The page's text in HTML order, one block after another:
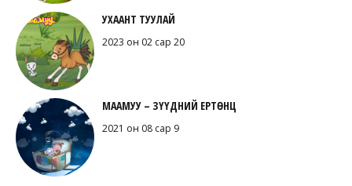
УХААНТ ТУУЛАЙ
2023 он 02 сар 20
МААМУУ – ЗҮҮДНИЙ ЕРТӨНЦ
2021 он 08 сар 9